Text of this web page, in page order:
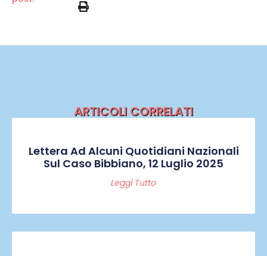
ARTICOLI CORRELATI
Lettera Ad Alcuni Quotidiani Nazionali
Sul Caso Bibbiano, 12 Luglio 2025
Leggi Tutto